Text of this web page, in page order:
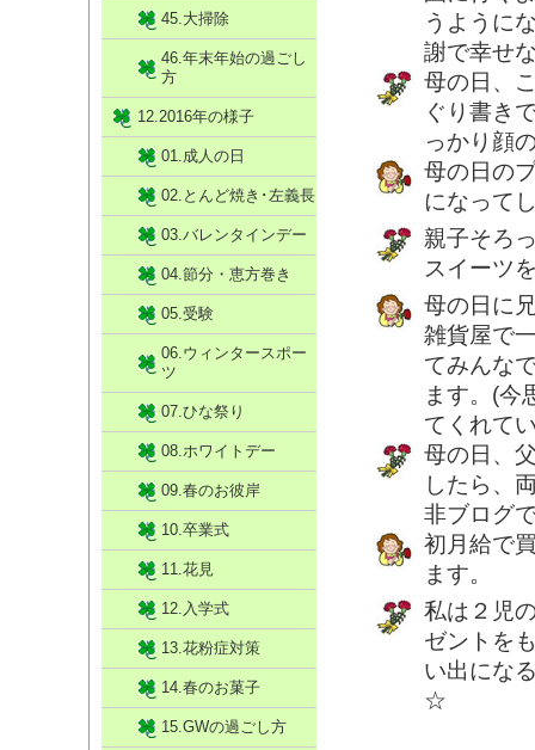
うように
謝で幸せ
母の日、
ぐり書き
っかり顔
母の日の
になって
親子そろ
スイーツ
母の日に
雑貨屋で
てみんな
ます。(今
てくれて
母の日、
したら、
非ブログ
初月給で
ます。
私は２児
ゼントを
い出にな
☆
45.大掃除
46.年末年始の過ごし
方
12.2016年の様子
01.成人の日
02.とんど焼き･左義長
03.バレンタインデー
04.節分・恵方巻き
05.受験
06.ウィンタースポー
ツ
07.ひな祭り
08.ホワイトデー
09.春のお彼岸
10.卒業式
11.花見
12.入学式
13.花粉症対策
14.春のお菓子
15.GWの過ごし方